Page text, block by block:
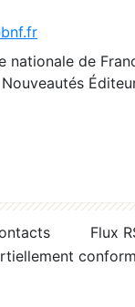
nationale de
Flux